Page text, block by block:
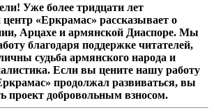
Уже более тридцати лет
«Еркрамас» рассказывает о
Арцахе и армянской Диаспоре. Мы
благодаря поддержке читателей,
судьба армянского народа и
Если вы цените нашу работу
продолжал развиваться, вы
проект добровольным взносом.